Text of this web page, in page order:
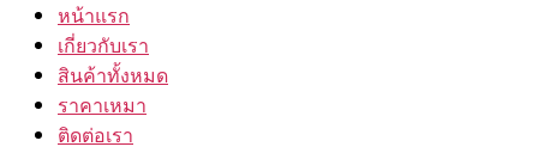
หน้าแรก
เกี่ยวกับเรา
สินค้าทั้งหมด
ราคาเหมา
ติดต่อเรา